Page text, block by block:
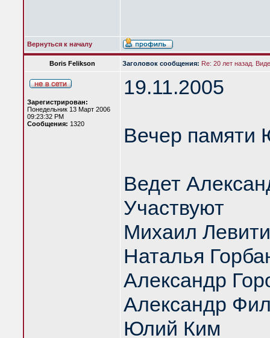
Вернуться к началу
Boris Felikson Заголовок сообщения: Re: 20 лет назад.
Зарегистрирован:
Понедельник 13 Март 2006
09:23:32 PM
Сообщения: 1320
19.11.2005
Вечер памяти
Ведет
Участвуют
Михаил
Наталья
Александр
Александр
Юлий Ким